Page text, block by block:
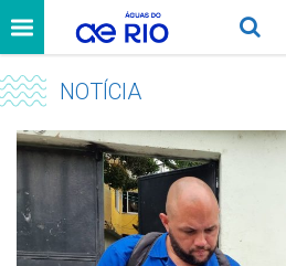
NOTÍCIA